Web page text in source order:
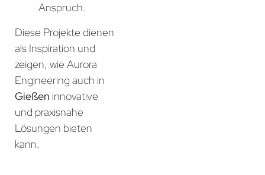
Anspruch.
Diese Projekte dienen
als Inspiration und
zeigen, wie Aurora
Engineering auch in
Gießen innovative
und praxisnahe
Lösungen bieten
kann.